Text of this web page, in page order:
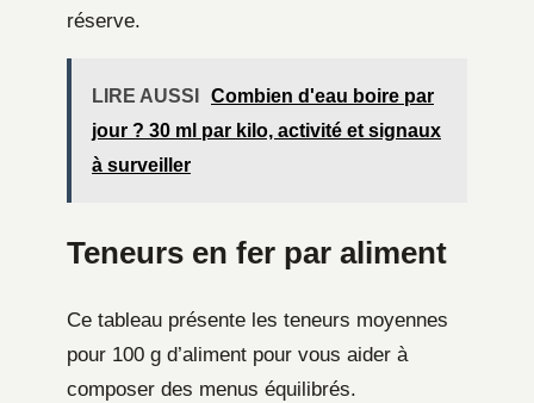
réserve.
LIRE AUSSI
Combien d'eau boire par
jour ? 30 ml par kilo, activité et signaux
à surveiller
Teneurs en fer par aliment
Ce tableau présente les teneurs moyennes
pour 100 g d’aliment pour vous aider à
composer des menus équilibrés.